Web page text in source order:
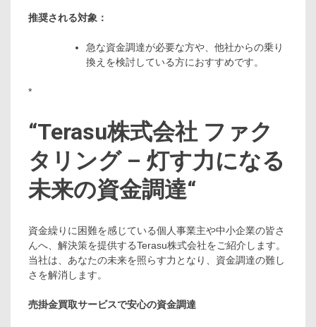
推奨される対象：
急な資金調達が必要な方や、他社からの乗り
換えを検討している方におすすめです。
*
“Terasu株式会社 ファク
タリング – 灯す力になる
未来の資金調達“
資金繰りに困難を感じている個人事業主や中小企業の皆さ
んへ、解決策を提供するTerasu株式会社をご紹介します。
当社は、あなたの未来を照らす力となり、資金調達の難し
さを解消します。
売掛金買取サービスで安心の資金調達